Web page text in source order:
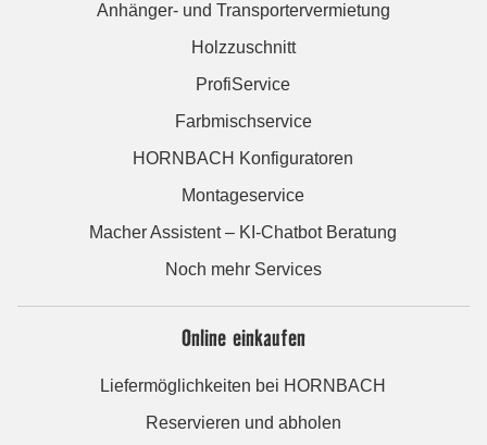
Anhänger- und Transportervermietung
Holzzuschnitt
ProfiService
Farbmischservice
HORNBACH Konfiguratoren
Montageservice
Macher Assistent – KI-Chatbot Beratung
Noch mehr Services
Online einkaufen
Liefermöglichkeiten bei HORNBACH
Reservieren und abholen